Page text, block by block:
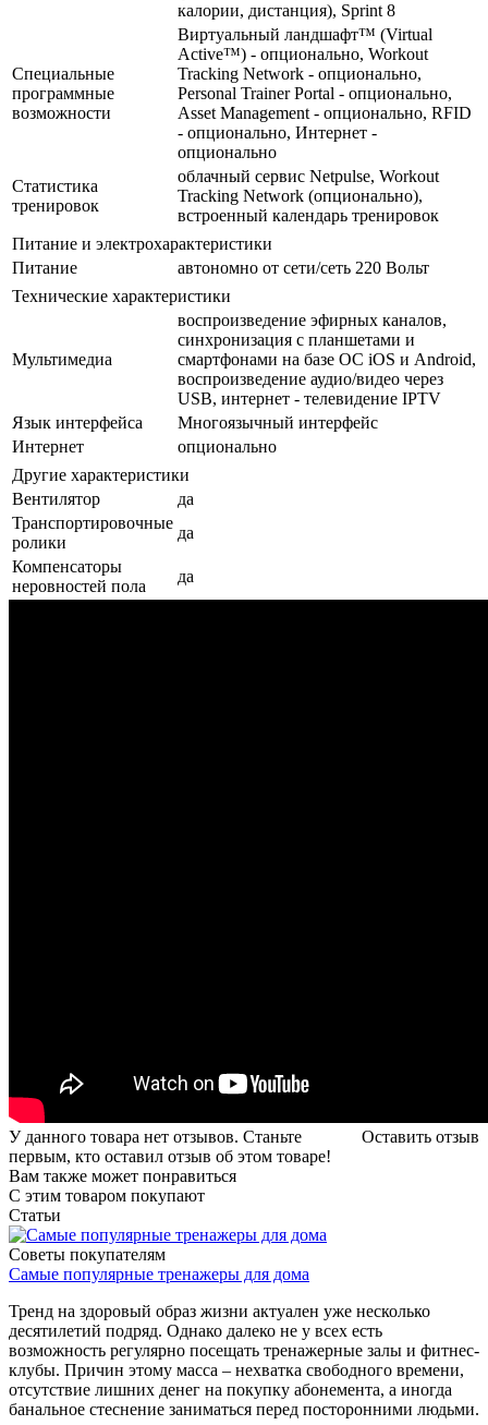
калории, дистанция), Sprint 8
Специальные
программные
возможности
Виртуальный ландшафт™ (Virtual
Active™) - опционально, Workout
Tracking Network - опционально,
Personal Trainer Portal - опционально,
Asset Management - опционально, RFID
- опционально, Интернет -
опционально
Статистика
тренировок
облачный сервис Netpulse, Workout
Tracking Network (опционально),
встроенный календарь тренировок
Питание и электрохарактеристики
Питание
автономно от сети/сеть 220 Вольт
Технические характеристики
Мультимедиа
воспроизведение эфирных каналов,
синхронизация с планшетами и
смартфонами на базе ОС iOS и Android,
воспроизведение аудио/видео через
USB, интернет - телевидение IPTV
Язык интерфейса
Многоязычный интерфейс
Интернет
опционально
Другие характеристики
Вентилятор
да
Транспортировочные
ролики
да
Компенсаторы
неровностей пола
да
Оставить отзыв
У данного товара нет отзывов. Станьте
первым, кто оставил отзыв об этом товаре!
Вам также может понравиться
С этим товаром покупают
Статьи
Советы покупателям
Самые популярные тренажеры для дома
Тренд на здоровый образ жизни актуален уже несколько
десятилетий подряд. Однако далеко не у всех есть
возможность регулярно посещать тренажерные залы и фитнес-
клубы. Причин этому масса – нехватка свободного времени,
отсутствие лишних денег на покупку абонемента, а иногда
банальное стеснение заниматься перед посторонними людьми.